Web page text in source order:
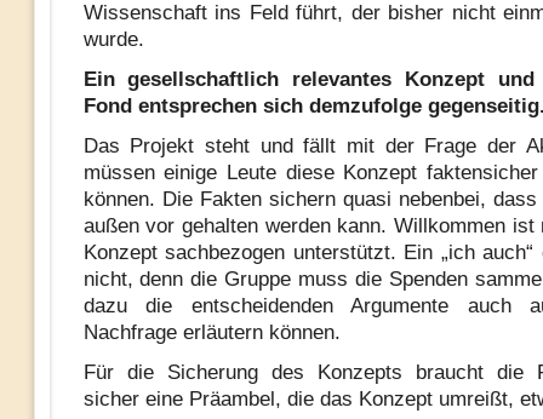
Wissenschaft ins Feld führt, der bisher nicht
wurde.
Ein gesellschaftlich relevantes Konzept
Fond entsprechen sich demzufolge
Das Projekt steht und fällt mit der Frage der
müssen einige Leute diese Konzept faktensicher
können. Die Fakten sichern quasi nebenbei, dass
außen vor gehalten werden kann. Willkommen ist
Konzept sachbezogen unterstützt. Ein „ich auch“
nicht, denn die Gruppe muss die Spenden
dazu die entscheidenden Argumente auch
Nachfrage erläutern können.
Für die Sicherung des Konzepts braucht die
sicher eine Präambel, die das Konzept umreißt,